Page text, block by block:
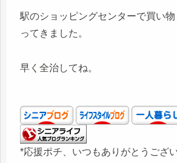
駅のショッピングセンターで買い
ってきました。
早く全治してね。
*応援ポチ、いつもありがとうござ